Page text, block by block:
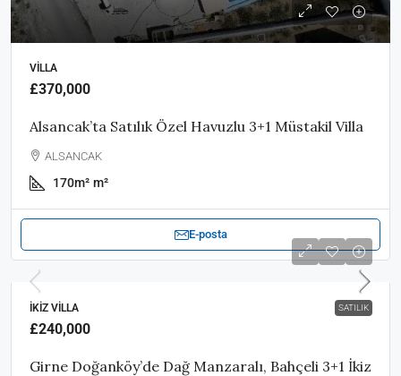
VILLA
£370,000
Alsancak’ta Satılık Özel Havuzlu 3+1 Müstakil Villa
ALSANCAK
170m² m²
E-posta
SATILIK
İKIZ VILLA
£240,000
Girne Doğanköy’de Dağ Manzaralı, Bahçeli 3+1 İkiz